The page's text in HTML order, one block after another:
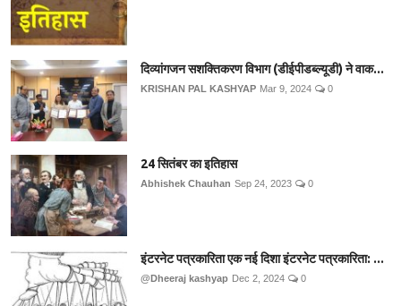
दिव्यांगजन सशक्तिकरण विभाग (डीईपीडब्ल्यूडी) ने वाक...
KRISHAN PAL KASHYAP Mar 9, 2024 0
24 सितंबर का इतिहास
Abhishek Chauhan Sep 24, 2023 0
इंटरनेट पत्रकारिता एक नई दिशा इंटरनेट पत्रकारिता: ...
@Dheeraj kashyap Dec 2, 2024 0